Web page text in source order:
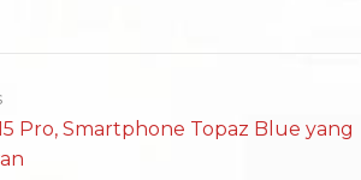
Pro, Smartphone Topaz Blue yang